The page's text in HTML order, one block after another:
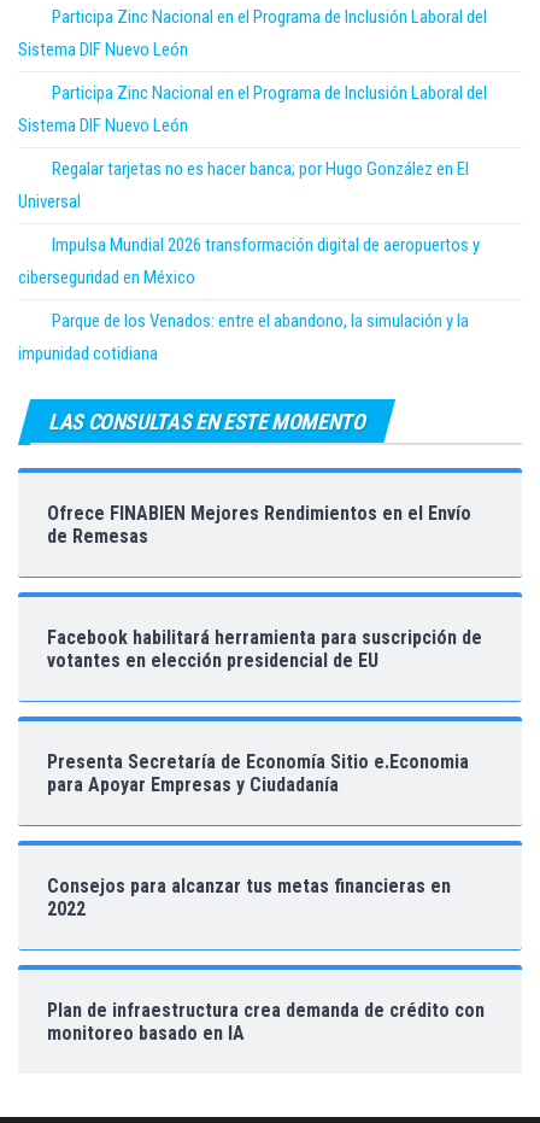
Participa Zinc Nacional en el Programa de Inclusión Laboral del
Sistema DIF Nuevo León
Participa Zinc Nacional en el Programa de Inclusión Laboral del
Sistema DIF Nuevo León
Regalar tarjetas no es hacer banca; por Hugo González en El
Universal
Impulsa Mundial 2026 transformación digital de aeropuertos y
ciberseguridad en México
Parque de los Venados: entre el abandono, la simulación y la
impunidad cotidiana
LAS CONSULTAS EN ESTE MOMENTO
Ofrece FINABIEN Mejores Rendimientos en el Envío
de Remesas
Facebook habilitará herramienta para suscripción de
votantes en elección presidencial de EU
Presenta Secretaría de Economía Sitio e.Economia
para Apoyar Empresas y Ciudadanía
Consejos para alcanzar tus metas financieras en
2022
Plan de infraestructura crea demanda de crédito con
monitoreo basado en IA